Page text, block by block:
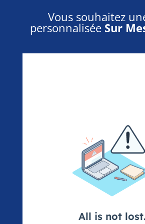
Vous souhaitez
personnalisée Sur